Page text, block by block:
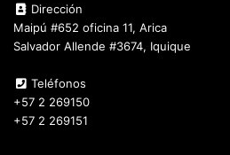
Dirección
Maipú #652 oficina 11, Arica
Salvador Allende #3674, Iquique
Teléfonos
+57 2 269150
+57 2 269151